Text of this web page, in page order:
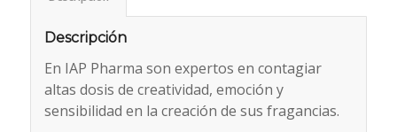
Descripción
En IAP Pharma son expertos en contagiar
altas dosis de creatividad, emoción y
sensibilidad en la creación de sus fragancias.